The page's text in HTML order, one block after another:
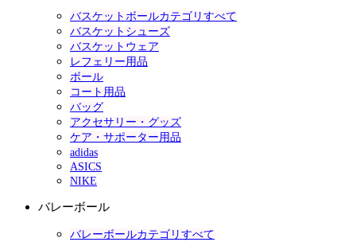
バスケットボールカテゴリすべて
バスケットシューズ
バスケットウェア
レフェリー用品
ボール
コート用品
バッグ
アクセサリー・グッズ
ケア・サポーター用品
adidas
ASICS
NIKE
バレーボール
バレーボールカテゴリすべて